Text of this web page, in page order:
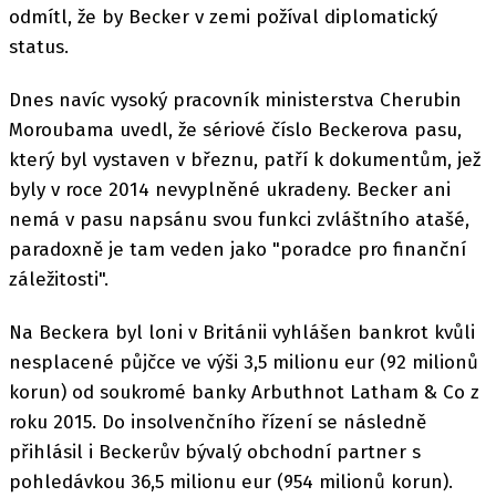
odmítl, že by Becker v zemi požíval diplomatický
status.
Dnes navíc vysoký pracovník ministerstva Cherubin
Moroubama uvedl, že sériové číslo Beckerova pasu,
který byl vystaven v březnu, patří k dokumentům, jež
byly v roce 2014 nevyplněné ukradeny. Becker ani
nemá v pasu napsánu svou funkci zvláštního atašé,
paradoxně je tam veden jako "poradce pro finanční
záležitosti".
Na Beckera byl loni v Británii vyhlášen bankrot kvůli
nesplacené půjčce ve výši 3,5 milionu eur (92 milionů
korun) od soukromé banky Arbuthnot Latham & Co z
roku 2015. Do insolvenčního řízení se následně
přihlásil i Beckerův bývalý obchodní partner s
pohledávkou 36,5 milionu eur (954 milionů korun).